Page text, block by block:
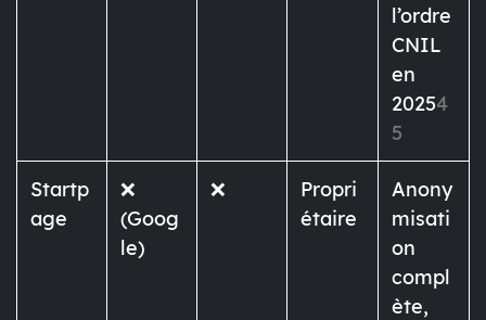
l’ordre
CNIL
en
20254
5
Startp
age
❌
(Goog
le)
❌
Propri
étaire
Anony
misati
on
compl
ète,